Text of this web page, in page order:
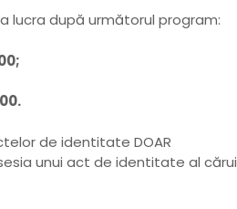
lucra după următorul program:
de identitate DOAR
unui act de identitate al cărui